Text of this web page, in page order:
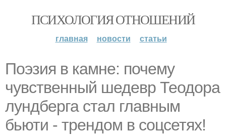
ПСИХОЛОГИЯ ОТНОШЕНИЙ
главная новости статьи
Поэзия в камне: почему
чувственный шедевр Теодора
лундберга стал главным
бьюти - трендом в соцсетях!